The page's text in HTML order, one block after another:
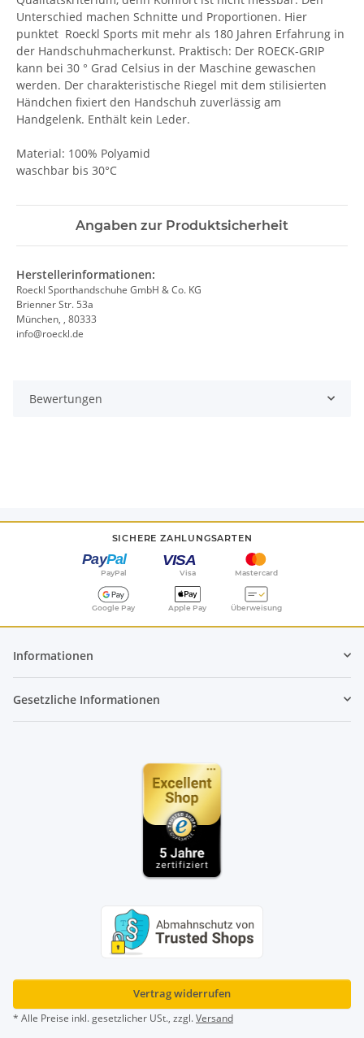
Unterschied machen Schnitte und Proportionen. Hier
punktet Roeckl Sports mit mehr als 180 Jahren Erfahrung in
der Handschuhmacherkunst. Praktisch: Der ROECK-GRIP
kann bei 30 ° Grad Celsius in der Maschine gewaschen
werden. Der charakteristische Riegel mit dem stilisierten
Händchen fixiert den Handschuh zuverlässig am
Handgelenk. Enthält kein Leder.
Material: 100% Polyamid
waschbar bis 30°C
Angaben zur Produktsicherheit
Herstellerinformationen:
Roeckl Sporthandschuhe GmbH & Co. KG
Brienner Str. 53a
München, , 80333
info@roeckl.de
Bewertungen
SICHERE ZAHLUNGSARTEN
PayPal Visa Mastercard
Google Pay Apple Pay Überweisung
Informationen
Gesetzliche Informationen
Vertrag widerrufen
* Alle Preise inkl. gesetzlicher USt., zzgl.Versand